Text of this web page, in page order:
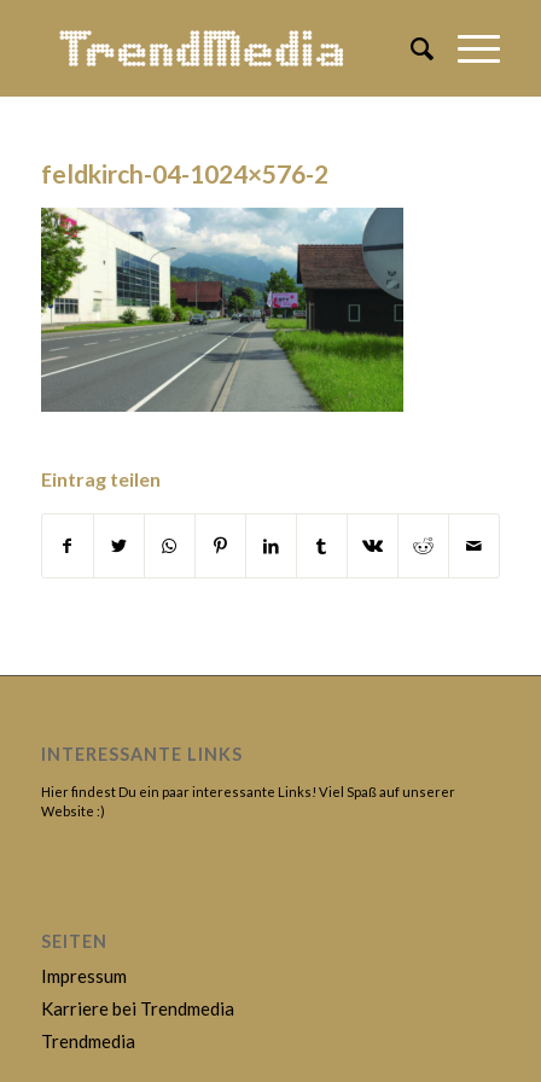
feldkirch-04-1024×576-2
Eintrag teilen
INTERESSANTE LINKS
Hier findest Du ein paar interessante Links! Viel Spaß auf unserer
Website :)
SEITEN
Impressum
Karriere bei Trendmedia
Trendmedia